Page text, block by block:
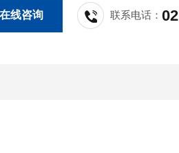
年和1891年。ABB直流调速器代理商
线咨询 联系电话：